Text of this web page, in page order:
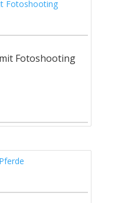
Fotoshooting